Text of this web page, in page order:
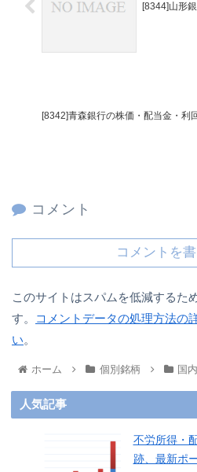
[8344]山形
[8342]青森銀行の株価・配当金・利
コメント
コメントを
このサイトはスパムを低減するた
す。
コメントデータの処理方法の
い。
ホーム 個別銘柄 国
人気記事
不労所得・
跡、最新ポ